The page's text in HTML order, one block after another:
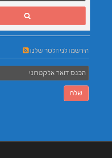
הירשמו לניוזלטר שלנו